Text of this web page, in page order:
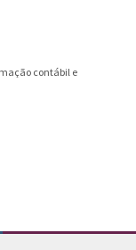
contábil e